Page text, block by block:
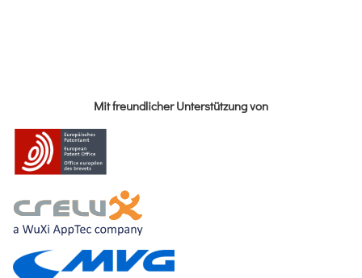
Mit freundlicher Unterstützung von